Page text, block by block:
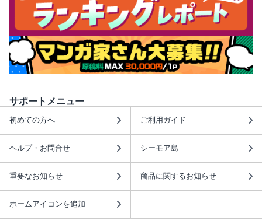
サポートメニュー
初めての方へ ご利用ガイド
ヘルプ・お問合せ シーモア島
重要なお知らせ 商品に関するお知らせ
ホームアイコンを追加